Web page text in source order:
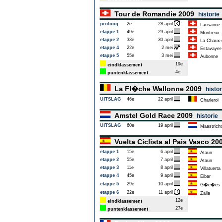
Tour de Romandie 2009 historie
proloog 2e 28 april
Lausanne
etappe 1
49e 29 april
Montreux
etappe 2
33e 30 april
La
etappe 4
22e 2 mei
etappe 5
55e 3 mei
Aubonne
eindklassement
19e
puntenklassement
4e
La Fl�che Wallonne 2009
UITSLAG 46e 22 april Charleroi
Amstel Gold Race 2009 historie
UITSLAG 60e 19 april Maastricht
Vuelta Ciclista al Pais Vasco
etappe 1 15e 6 april
Ataun
etappe 2
55e 7 april
Ataun
etappe 3
11e 8 april
Villatuerta
etappe 4
45e 9 april
Eibar
etappe 5
29e 10 april
G�e�es
etappe 6
22e 11 april
Zalla
eindklassement
12e
puntenklassement
27e